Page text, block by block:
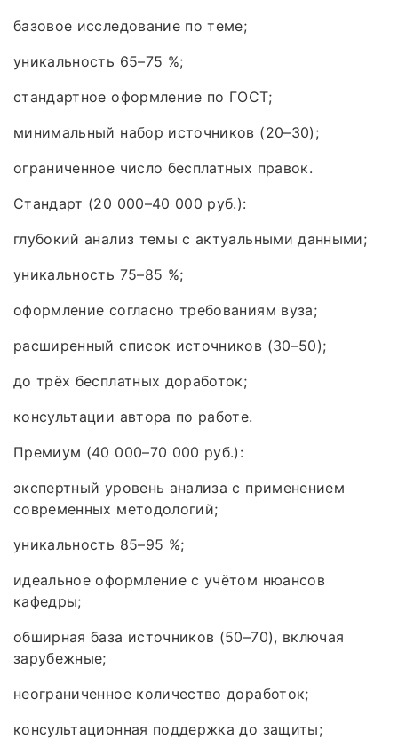
базовое исследование по теме;
уникальность 65–75 %;
стандартное оформление по ГОСТ;
минимальный набор источников (20–30);
ограниченное число бесплатных правок.
Стандарт (20 000–40 000 руб.):
глубокий анализ темы с актуальными данными;
уникальность 75–85 %;
оформление согласно требованиям вуза;
расширенный список источников (30–50);
до трёх бесплатных доработок;
консультации автора по работе.
Премиум (40 000–70 000 руб.):
экспертный уровень анализа с применением
современных методологий;
уникальность 85–95 %;
идеальное оформление с учётом нюансов
кафедры;
обширная база источников (50–70), включая
зарубежные;
неограниченное количество доработок;
консультационная поддержка до защиты;